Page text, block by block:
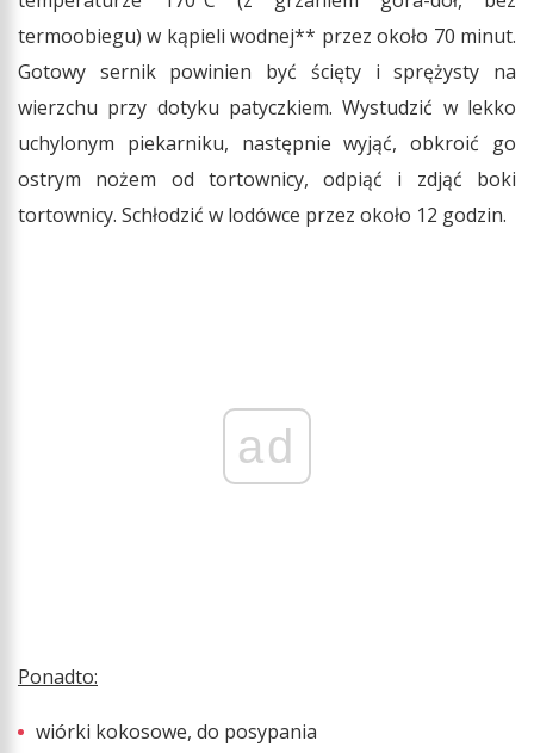
termoobiegu) w kąpieli wodnej** przez około 70 minut.
Gotowy sernik powinien być ścięty i sprężysty na
wierzchu przy dotyku patyczkiem. Wystudzić w lekko
uchylonym piekarniku, następnie wyjąć, obkroić go
ostrym nożem od tortownicy, odpiąć i zdjąć boki
tortownicy. Schłodzić w lodówce przez około 12 godzin.
ad
Ponadto:
wiórki kokosowe, do posypania